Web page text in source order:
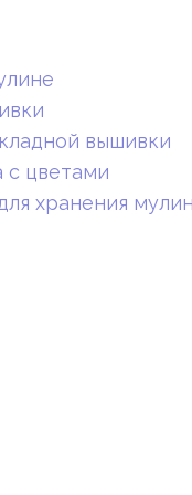
вышивки
с цветами
хранения